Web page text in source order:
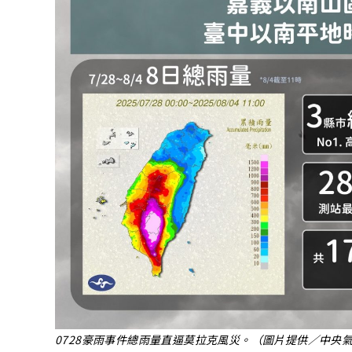
0728豪雨事件總雨量直逼莫拉克風災。（圖片提供／中央